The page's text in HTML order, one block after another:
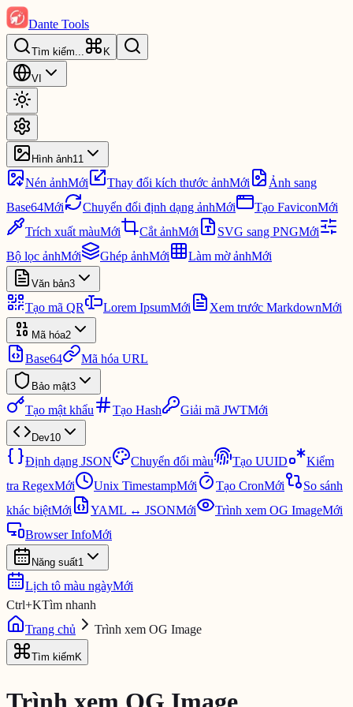
Dante Tools
Tìm kiếm... K
VI
Hình ảnh11
Nén ảnhMới Thay đổi kích thước ảnhMới
Ảnh sang
Base64Mới Chuyển đổi định dạng ảnhMới Tạo FaviconMới
Trích xuất màuMới Cắt ảnhMới SVG sang PNGMới
Bộ lọc ảnhMới Ghép ảnhMới Làm mờ ảnhMới
Văn bản3
Tạo mã QR Lorem IpsumMới Xem trước MarkdownMới
Mã hóa2
Base64 Mã hóa URL
Bảo mật3
Tạo mật khẩu Tạo Hash Giải mã JWTMới
Dev10
Định dạng JSON Chuyển đổi màu Tạo UUID
Kiểm
tra RegexMới Unix TimestampMới Tạo CronMới
So sánh
khác biệtMới YAML ↔ JSONMới Trình xem OG ImageMới
Browser InfoMới
Năng suất1
Lịch tô màu ngàyMới
Ctrl+KTìm nhanh
Trang chủ
Trình xem OG Image
Tìm kiếm K